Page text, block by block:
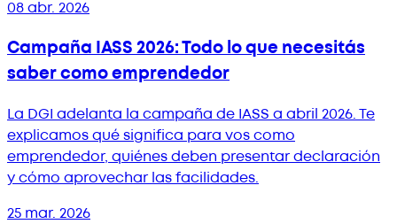
08 abr. 2026
Campaña IASS 2026: Todo lo que necesitás
saber como emprendedor
La DGI adelanta la campaña de IASS a abril 2026. Te
explicamos qué significa para vos como
emprendedor, quiénes deben presentar declaración
y cómo aprovechar las facilidades.
25 mar. 2026